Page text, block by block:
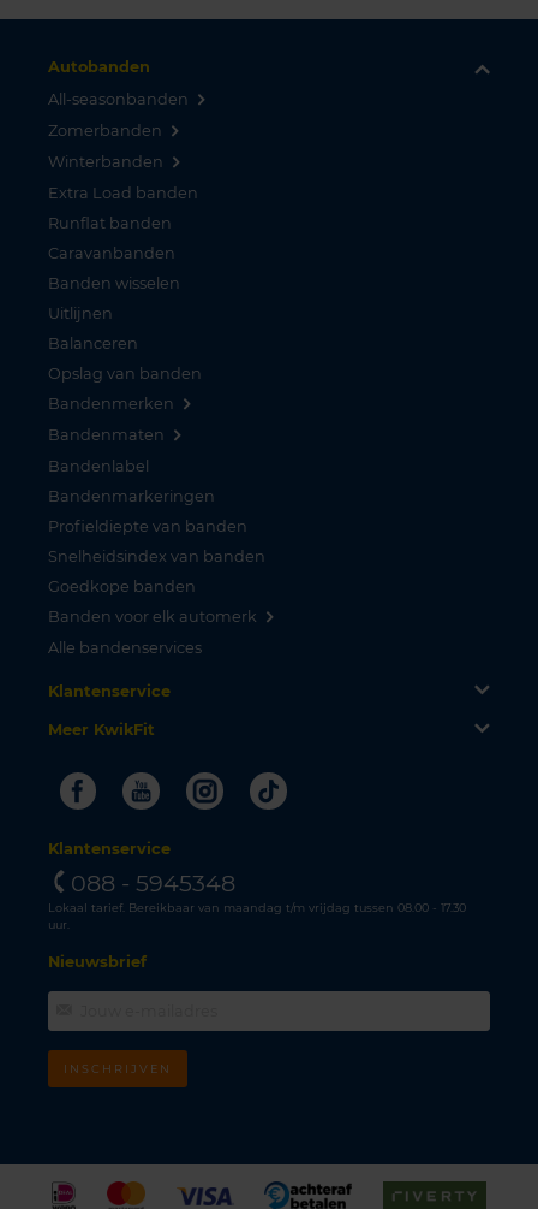
Autobanden
All-seasonbanden
Zomerbanden
Winterbanden
Extra Load banden
Runflat banden
Caravanbanden
Banden wisselen
Uitlijnen
Balanceren
Opslag van banden
Bandenmerken
Bandenmaten
Bandenlabel
Bandenmarkeringen
Profieldiepte van banden
Snelheidsindex van banden
Goedkope banden
Banden voor elk automerk
Alle bandenservices
Klantenservice
Meer KwikFit
FacebookYoutubeInstagram
Tiktok
Klantenservice
088 - 5945348
Lokaal tarief. Bereikbaar van maandag t/m vrijdag tussen 08.00 - 17.30
uur.
Nieuwsbrief
INSCHRIJVEN